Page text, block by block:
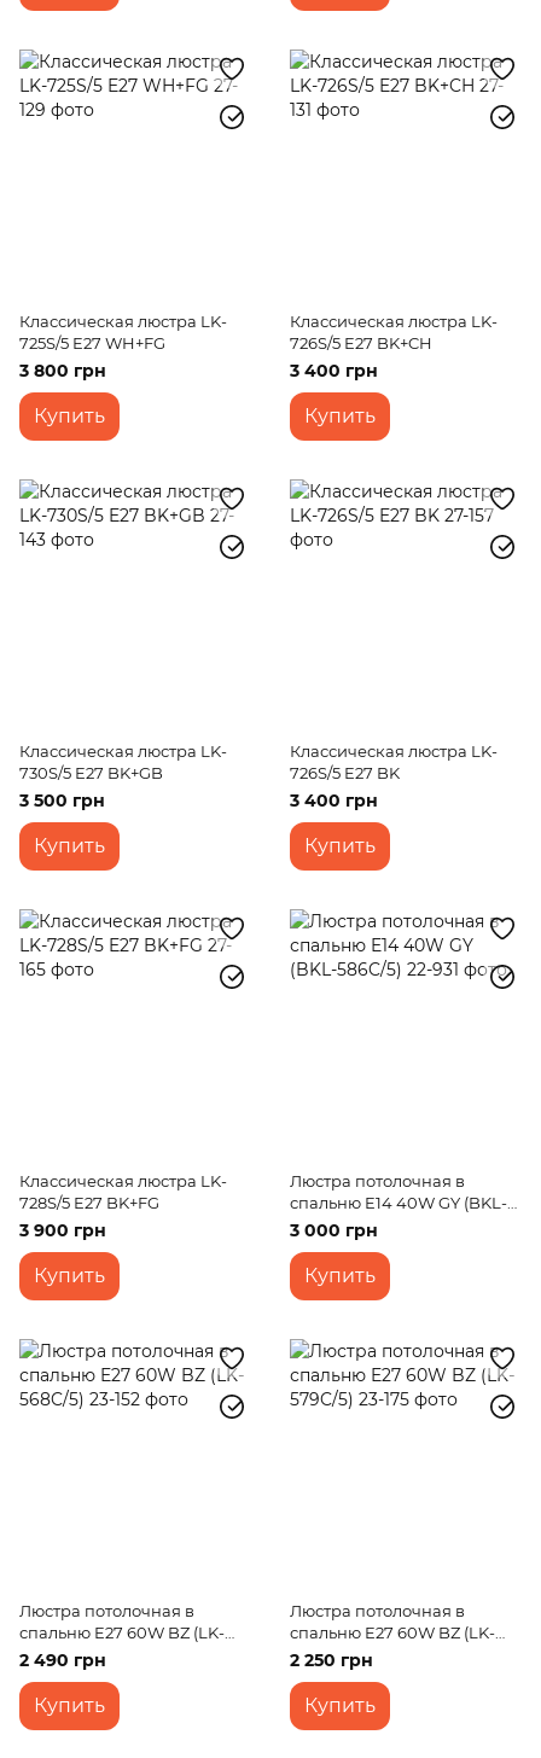
Классическая люстра LK-
725S/5 E27 WH+FG
3 800 грн
Купить
Классическая люстра LK-
726S/5 E27 BK+CH
3 400 грн
Купить
Классическая люстра LK-
730S/5 E27 BK+GB
3 500 грн
Купить
Классическая люстра LK-
726S/5 E27 BK
3 400 грн
Купить
Классическая люстра LK-
728S/5 E27 BK+FG
3 900 грн
Купить
Люстра потолочная в
спальню E14 40W GY (BKL-
586C/5)
3 000 грн
Купить
Люстра потолочная в
спальню E27 60W BZ (LK-
568C/5)
2 490 грн
Купить
Люстра потолочная в
спальню E27 60W BZ (LK-
579C/5)
2 250 грн
Купить